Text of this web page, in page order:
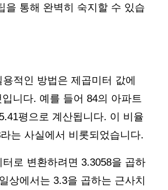
을 통해 완벽히 숙지할 수 있습
적인 방법은 제곱미터 값에
니다. 예를 들어 84의 아파트
평으로 계산됩니다. 이 비율
는 사실에서 비롯되었습니다.
로 변환하려면 3.3058을 곱하
상에서는 3.3을 곱하는 근사치